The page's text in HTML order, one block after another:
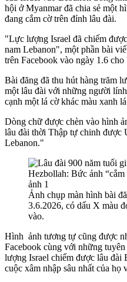
hội ở Myanmar đã chia sẻ một
đang cắm cờ trên đỉnh lâu đài.
"Lực lượng Israel đã chiếm
nam Lebanon", một phần bài
trên Facebook vào ngày 1.6 cho
Bài đăng đã thu hút hàng trăm
một lâu đài với những người
cạnh một lá cờ khác màu xanh
Dòng chữ được chèn vào hình
lâu đài thời Thập tự chinh được
Lebanon."
Ảnh chụp màn hình bài
3.6.2026, có dấu X màu
vào.
Hình ảnh tương tự cũng được
Facebook cùng với những
lượng Israel chiếm được lâu đài
cuộc xâm nhập sâu nhất của